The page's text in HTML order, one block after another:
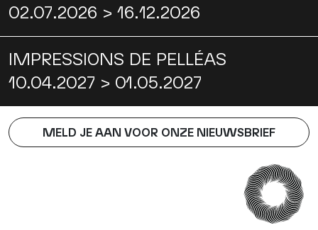
02.07.2026 > 16.12.2026
IMPRESSIONS DE PELLÉAS
10.04.2027 > 01.05.2027
MELD JE AAN VOOR ONZE NIEUWSBRIEF